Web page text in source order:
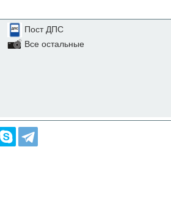
Пост ДПС
Все остальные